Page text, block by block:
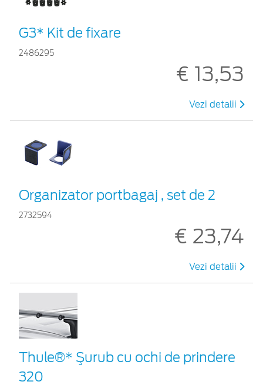
G3* Kit de fixare
2486295
€ 13,53
Vezi detalii
Organizator portbagaj , set de 2
2732594
€ 23,74
Vezi detalii
Thule®* Şurub cu ochi de prindere
320